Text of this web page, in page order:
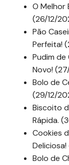
O Melhor
(26/12/
Pão
Perfeita!
Pudim
Novo!
Bolo de
(29/12/
Biscoito
Rápida.
Cookies
Deliciosa!
Bolo de